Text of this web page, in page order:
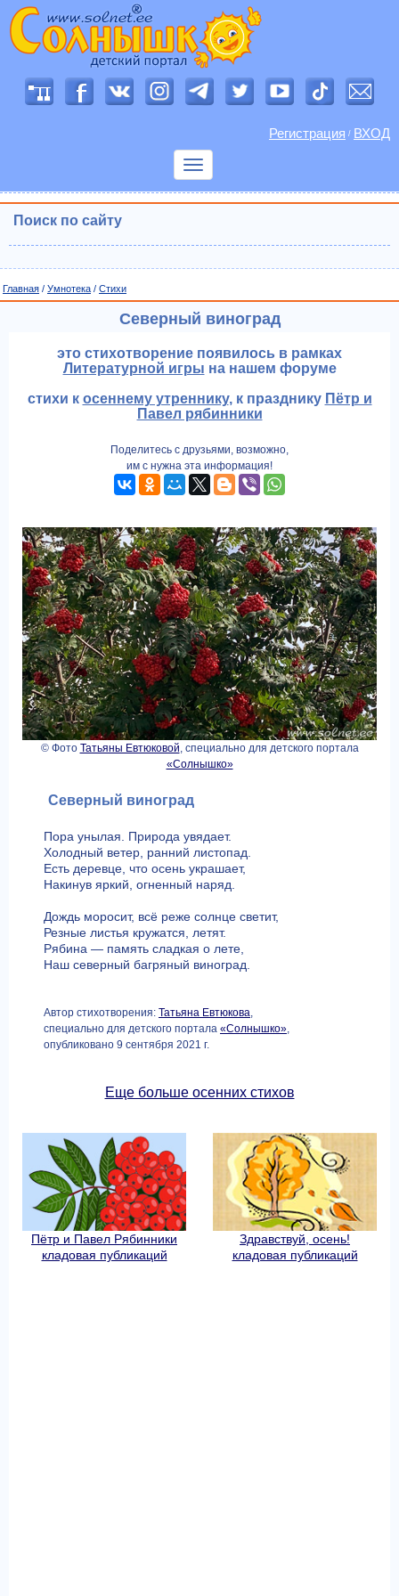
Регистрация / ВХОД
Показать
Поиск по сайту
Главная / Умнотека / Cтихи
Северный виноград
это стихотворение появилось в рамках
Литературной игры на нашем форуме
стихи к осеннему утреннику, к празднику Пётр и
Павел рябинники
Поделитесь с друзьями, возможно,
им с нужна эта информация!
© Фото Татьяны Евтюковой , специально для детского портала
«Солнышко»
Северный виноград
Пора унылая. Природа увядает.
Холодный ветер, ранний листопад.
Есть деревце, что осень украшает,
Накинув яркий, огненный наряд.
Дождь моросит, всё реже солнце светит,
Резные листья кружатся, летят.
Рябина — память сладкая о лете,
Наш северный багряный виноград.
Автор стихотворения: Татьяна Евтюкова
специально для детского портала «Солнышко»
опубликовано 9 сентября 2021 г.
Еще больше осенних стихов
Пётр и Павел Рябинники
кладовая публикаций
Здравствуй, осень!
кладовая публикаций